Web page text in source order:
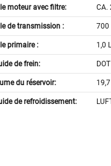
moteur avec filtre: CA.
de transmission : 700
primaire : 1,0
de frein:
du réservoir:
de refroidissement: